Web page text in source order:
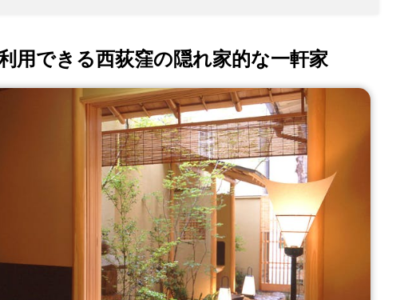
用できる西荻窪の隠れ家的な一軒家